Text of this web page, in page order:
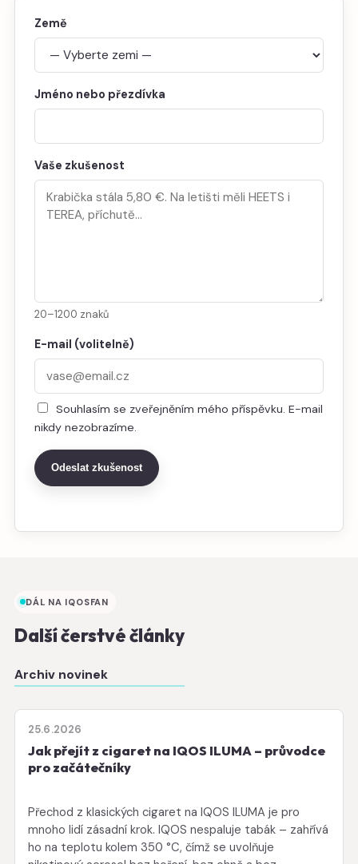
Země
Jméno nebo přezdívka
Vaše zkušenost
20–1200 znaků
E-mail (volitelně)
Souhlasím se zveřejněním mého příspěvku. E-mail
nikdy nezobrazíme.
Odeslat zkušenost
DÁL NA IQOSFAN
Další čerstvé články
Archiv novinek
25.6.2026
Jak přejít z cigaret na IQOS ILUMA – průvodce
pro začátečníky
Přechod z klasických cigaret na IQOS ILUMA je pro
mnoho lidí zásadní krok. IQOS nespaluje tabák – zahřívá
ho na teplotu kolem 350 °C, čímž se uvolňuje